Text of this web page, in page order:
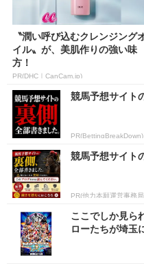
〝潤い呼び込むクレンジング
イル〟が、美肌作りの強い味
方！
PR(DHC｜CanCam.jp)
競馬予想サイト
PR(BettingBreakDown)
競馬予想サイト
PR(他力本願運営事務
ここでしか見ら
ローたちが埼